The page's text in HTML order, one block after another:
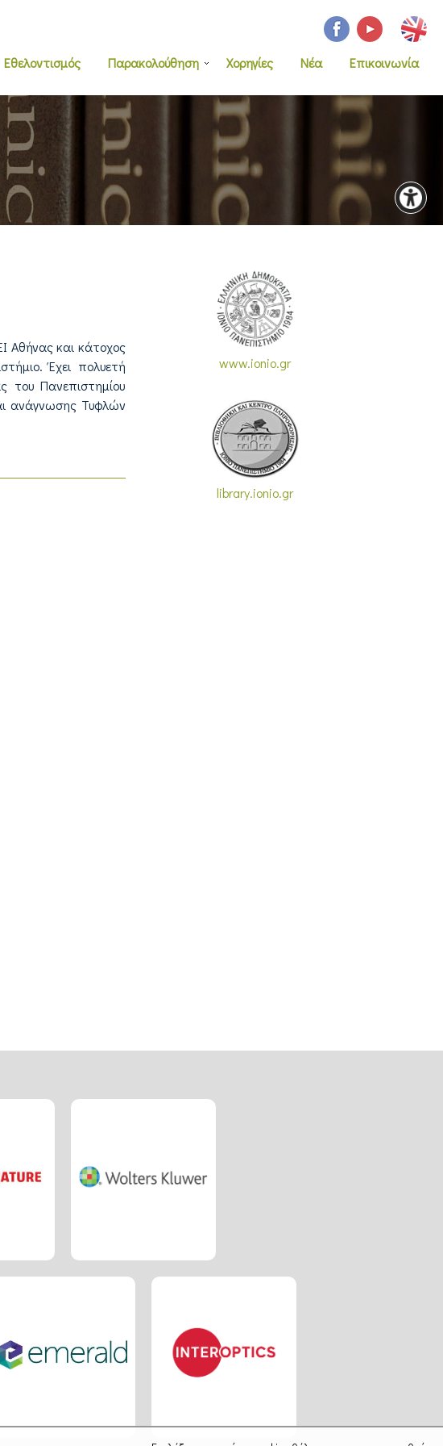
Εθελοντισμός Παρακολούθηση Χορηγίες Νέα Επικοινωνία
Αθήνας και κάτοχος
Έχει πολυετή
Πανεπιστημίου
ανάγνωσης Τυφλών
www.ionio.gr
library.ionio.gr